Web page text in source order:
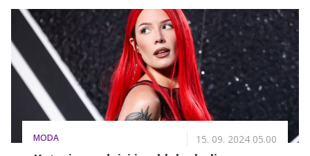
katerem je zaigrala ob Joaquinu Phoenixu. Posnela pa
je tudi video za pariški muzej Louvre, s katerim v
muzeju vabijo na razstavo Podobe norcev.
MODA 15. 09. 2024 05.00